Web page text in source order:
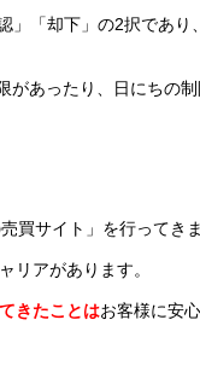
」「却下」の2択であり
あったり、日にちの
買サイト」を行ってき
リアがあります。
きたことはお客様に安